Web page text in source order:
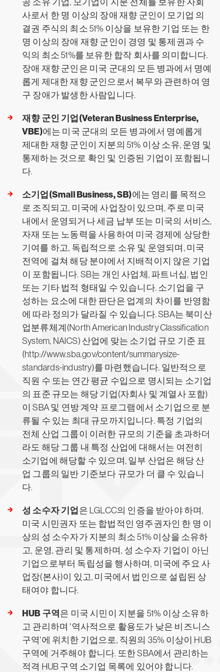
공 소유 기업, 모기업이 지분 전체를 보유한 자회
사로서 한 명 이상의 장애 재향 군인이 모기업 의
결권 주식의 최소 51% 이상을 보유한 기업 또는 한
명 이상의 장애 재향 군인이 경영 및 통제권과 수
익의 최소 51%를 보유한 합작 회사를 의미합니다.
장애 재향 군인은 미국 군대의 모든 병과에서 명예
롭게 제대한 재향 군인으로서 복무와 관련하여 영
구 장애가 발생한 사람입니다.
재향 군인 기업(Veteran Business Enterprise,
VBE)에는 미국 군대의 모든 병과에서 명예롭게
제대한 재향 군인이 지분의 51% 이상 소유, 운영 및
통제하는 것으로 확인 및 인증된 기업이 포함됩니
다.
소기업(Small Business, SB)에는 영리를 목적으
로 조직되고, 미국에 사업장이 있으며, 주로 미국
내에서 운영되거나 세금 납부 또는 미국의 서비스,
자재 또는 노동력을 사용하여 미국 경제에 상당한
기여를 하고, 독립적으로 소유 및 운영되며, 미국
전역에 걸쳐 해당 분야에서 지배적이지 않은 기업
이 포함됩니다. SB는 개인 사업체, 파트너십, 법인
또는 기타 법적 형태일 수 있습니다. 소기업을 구
성하는 요소에 대한 판단은 업계의 차이를 반영함
에 따라 정의가 달라질 수 있습니다. SBA는 북미산
업분류체계(North American Industry Classification
System, NAICS) 산업에 맞는 소기업 규모 기준 표
(http://www.sba.gov/content/summarysize-
standards-industry)를 마련했습니다. 일반적으로
직원 수 또는 연간 평균 수입으로 명시되는 소기업
의 표준 규모는 해당 기업(자회사 및 계열사 포함)
이 SBA 및 연방 계약 프로그램에서 소기업으로 분
류될 수 있는 최대 규모까지입니다. 특정 기업의
전체 산업 그룹이 이러한 규모의 기준을 초과하더
라도 해당 그룹 내 특정 산업에 대해서는 여전히
소기업에 해당할 수 있으며, 일부 산업은 해당 산
업 그룹의 일반 기준보다 규모가 더 클 수 있습니
다.
성 소수자 기업 은 LGLCC의 인증을 받아야 하며,
미국 시민권자 또는 합법적인 영주권자인 한 명 이
상의 성 소수자가 지분의 최소 51% 이상을 소유하
고, 운영, 관리 및 통제하며, 성 소수자 기업이 아닌
기업으로부터 독립성을 행사하며, 미국에 주요 사
업장(본사)이 있고, 미국에서 법인으로 설립된 상
태여야 합니다.
HUB 구역 은 미국 시민이 지분을 51% 이상 소유하
고 관리하며 '역사적으로 활용도가 낮은 비즈니스
구역'에 위치한 기업으로, 직원의 35% 이상이 HUB
구역에 거주해야 합니다. 또한 SBA에서 관리하는
적격 HUB 구역 소기업 목록에 있어야 합니다.